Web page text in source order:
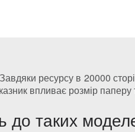
ресурсу в 20000
впливає розмір
таких